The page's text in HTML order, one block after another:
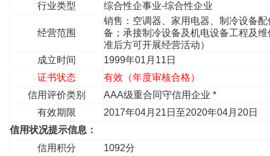
行业类型
综合性企事业-综合性企业
经营范围
销售：空调器、家用电器、制冷设备
备；承接制冷设备及机电设备工程及
准后方可开展经营活动）
成立时间
1999年01月11日
证书状态
有效（年度审核合格）
信用评价类别
AAA级重合同守信用企业 *
有效期限
2017年04月21日至2020年04月20日
信用状况提示信息：
信用积分
1092分